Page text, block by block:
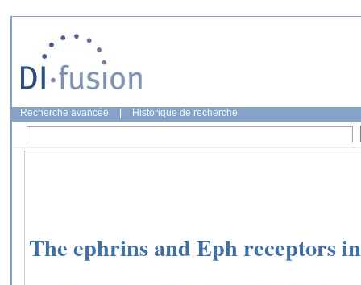
Recherche avancée Historique de recherche
The ephrins and Eph receptors